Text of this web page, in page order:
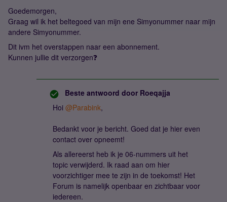
Goedemorgen,
Graag wil ik het beltegoed van mijn ene Simyonummer naar mijn
andere Simyonummer.
Dit ivm het overstappen naar een abonnement.
Kunnen jullie dit verzorgen❓
Beste antwoord door Roeqajja
Hoi @Parabink,
Bedankt voor je bericht. Goed dat je hier even
contact over opneemt!
Als allereerst heb ik je 06-nummers uit het
topic verwijderd. Ik raad aan om hier
voorzichtiger mee te zijn in de toekomst! Het
Forum is namelijk openbaar en zichtbaar voor
iedereen.